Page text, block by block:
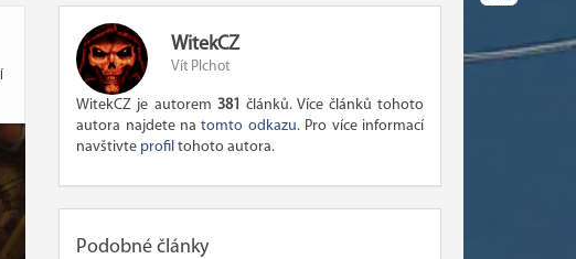
WitekCZ
Vít Plchot
WitekCZ je autorem 381 článků. Více článků tohoto
autora najdete natomto odkazu. Pro více informací
navštivte profil tohoto autora.
Podobné články